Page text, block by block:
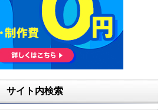
サイト内検索